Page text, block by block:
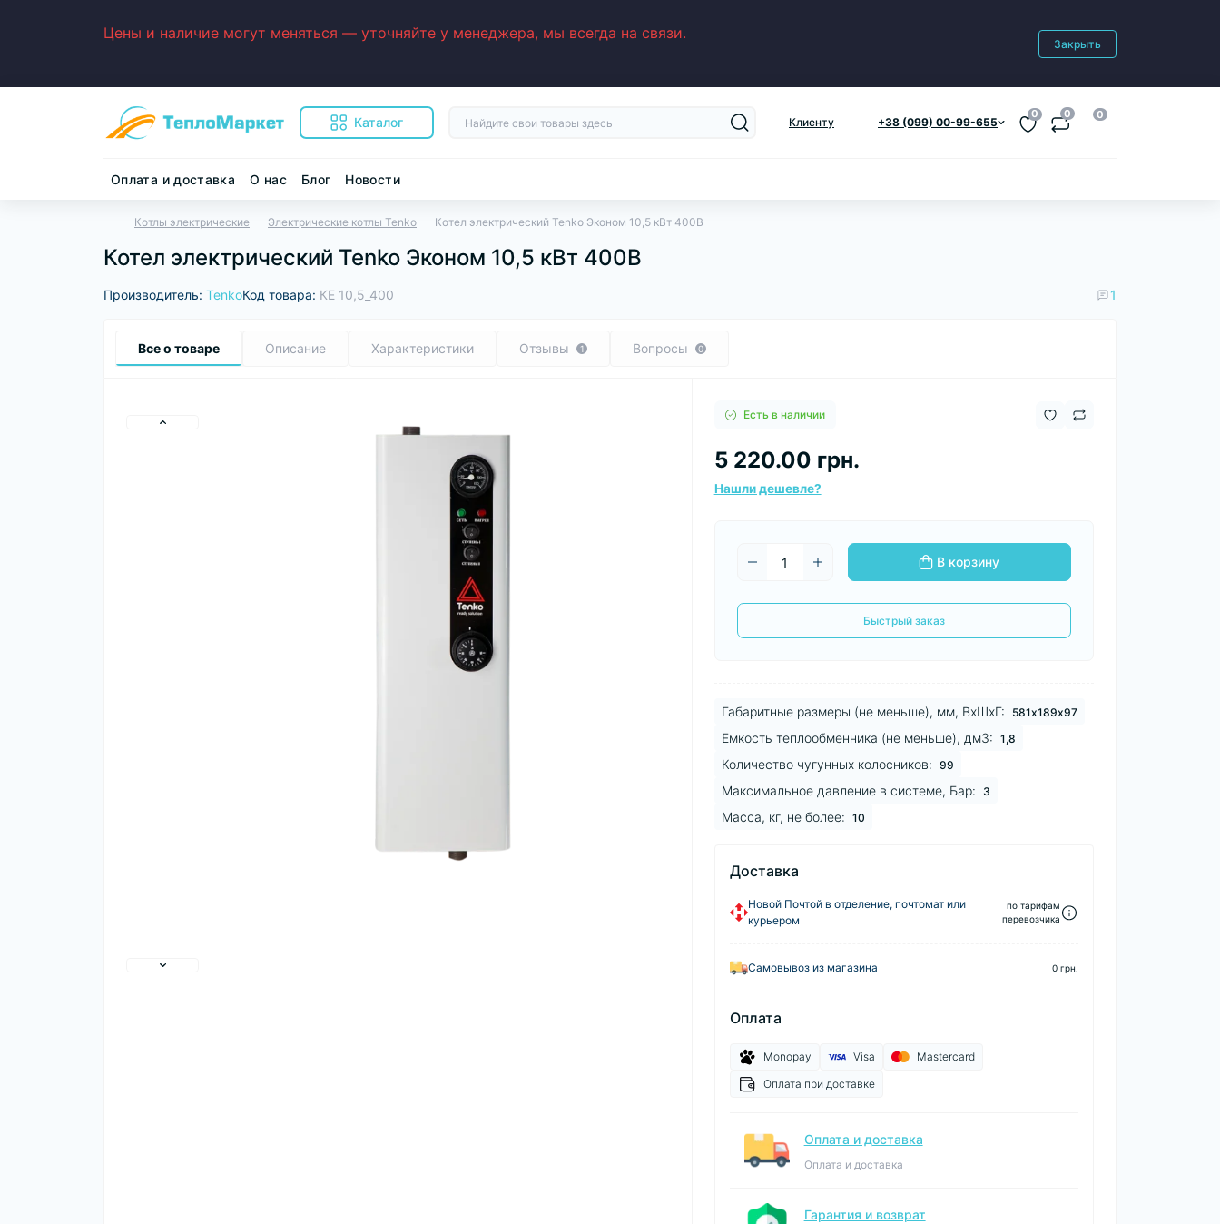
Цены и наличие могут меняться — уточняйте у менеджера, мы всегда на связи.
Закрыть
Каталог Клиенту +38 (099) 00-99-655
0 0 0
Оплата и доставка О нас Блог Новости
Котлы электрические Электрические котлы Tenko Котел электрический Tenko Эконом 10,5 кВт 400В
Котел электрический Tenko Эконом 10,5 кВт 400В
Производитель: TenkoКод товара: КЕ 10,5_400 1
Все о товаре Описание Характеристики Отзывы 1 Вопросы 0
Есть в наличии
5 220.00 грн.
Нашли дешевле?
В корзину
Быстрый заказ
Габаритные размеры (не меньше), мм, ВхШхГ: 581х189х97
Емкость теплообменника (не меньше), дм3: 1,8
Количество чугунных колосников: 99
Максимальное давление в системе, Бар: 3
Масса, кг, не более: 10
Доставка
Новой Почтой в отделение, почтомат или
курьером
по тарифам
перевозчика
Самовывоз из магазина 0 грн.
Оплата
Monopay Visa
Mastercard
Оплата при доставке
Оплата и доставка
Оплата и доставка
Гарантия и возврат